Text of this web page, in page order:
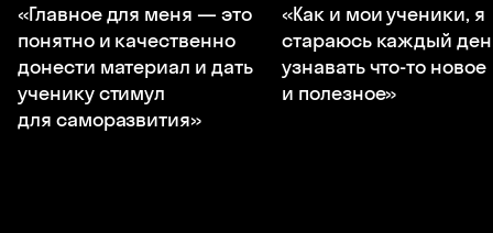
«Главное для меня — это
понятно и качественно
донести материал и дать
ученику стимул
для саморазвития»
«Как и мои ученики, я
стараюсь каждый
узнавать что-то новое
и полезное»